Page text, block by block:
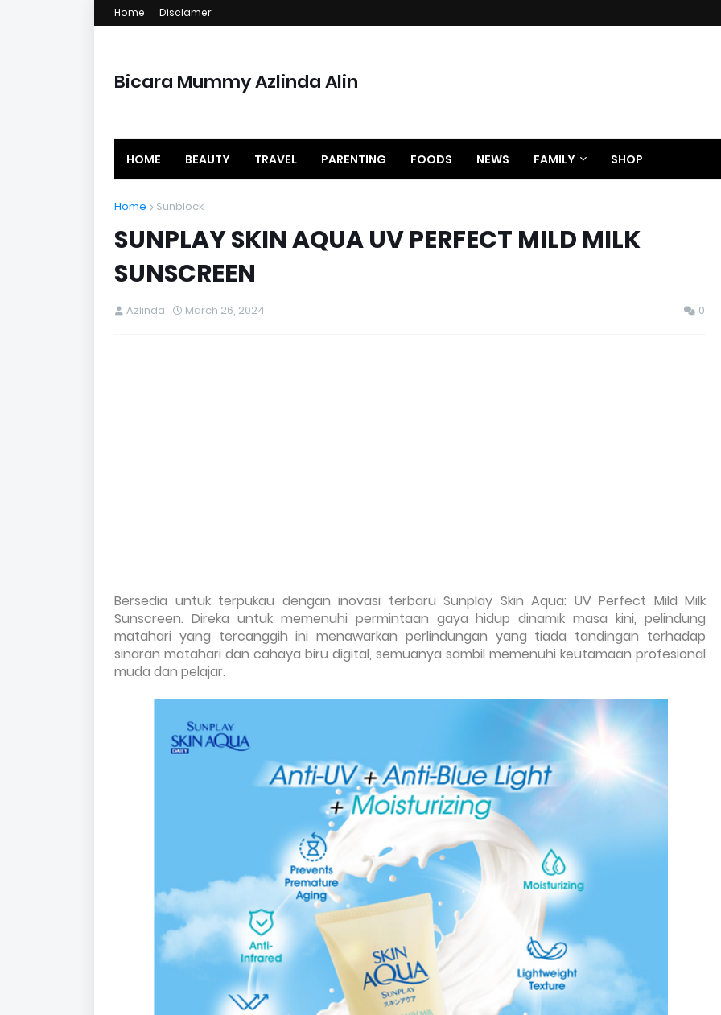
Home Disclamer
Bicara Mummy Azlinda Alin
HOME BEAUTY TRAVEL PARENTING FOODS NEWS FAMILY SHOP
Home Sunblock
SUNPLAY SKIN AQUA UV PERFECT MILD MILK
SUNSCREEN
Azlinda March 26, 2024 0
Bersedia untuk terpukau dengan inovasi terbaru Sunplay Skin Aqua: UV Perfect Mild Milk
Sunscreen. Direka untuk memenuhi permintaan gaya hidup dinamik masa kini, pelindung
matahari yang tercanggih ini menawarkan perlindungan yang tiada tandingan terhadap
sinaran matahari dan cahaya biru digital, semuanya sambil memenuhi keutamaan profesional
muda dan pelajar.